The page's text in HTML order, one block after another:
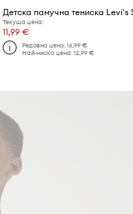
Текуща цена:
11,99 €
Редовна цена: 16,99 €
Най-ниска цена: 12,99 €